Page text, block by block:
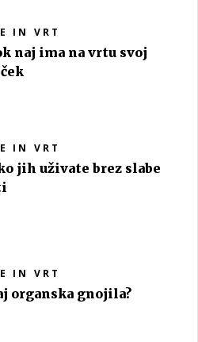
IN VRT
naj ima na vrtu svoj
IN VRT
jih uživate brez slabe
IN VRT
organska gnojila?